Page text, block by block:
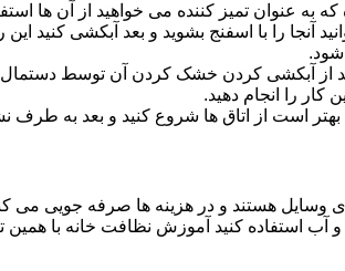
به عنوان تمیز کننده می خواهید از آن ها
آنجا را با اسفنج بشوید و بعد آبکشی
شود.
آبکشی کردن خشک کردن آن توسط دستمال
را انجام دهید.
از اتاق ها شروع کنید و بعد به طرف
وسایل هستند و در هزینه ها صرفه جویی می
و آب استفاده کنید آموزش نظافت خانه با